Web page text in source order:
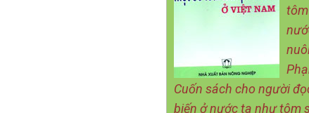
Cuốn sách cho người
biến ở nước ta như tôm